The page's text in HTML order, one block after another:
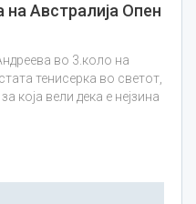
на Австралија Опен
во 3.коло на
тенисерка во светот,
која вели дека е нејзина